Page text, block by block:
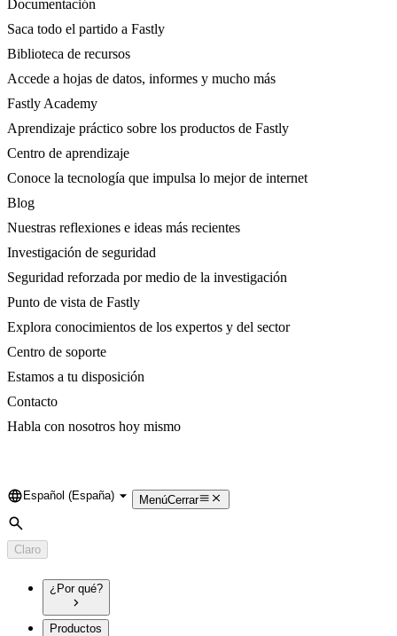
Documentación
Saca todo el partido a Fastly
Biblioteca de recursos
Accede a hojas de datos, informes y mucho más
Fastly Academy
Aprendizaje práctico sobre los productos de Fastly
Centro de aprendizaje
Conoce la tecnología que impulsa lo mejor de internet
Blog
Nuestras reflexiones e ideas más recientes
Investigación de seguridad
Seguridad reforzada por medio de la investigación
Punto de vista de Fastly
Explora conocimientos de los expertos y del sector
Centro de soporte
Estamos a tu disposición
Contacto
Habla con nosotros hoy mismo
Language
Español (España) MenúCerrar
Búsqueda
Claro
¿Por qué?
Productos